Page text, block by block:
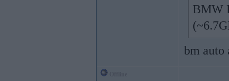
BMW
bm auto